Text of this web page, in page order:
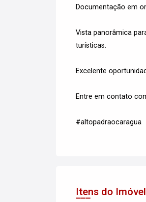
Documentação em
Vista panorâmica
turísticas.
Excelente
Entre em contato
#altopadraocaragua
Itens do Imóvel